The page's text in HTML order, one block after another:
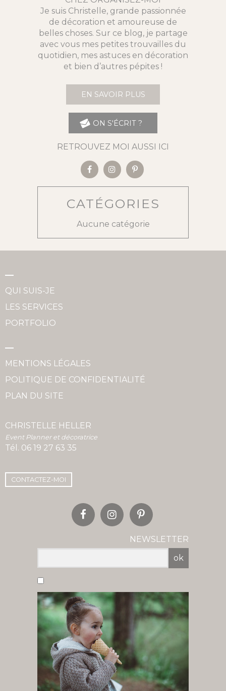
Je suis Christelle, grande passionnée
de décoration et amoureuse de
belles choses. Sur ce blog, je partage
avec vous mes petites trouvailles du
quotidien, mes astuces en décoration
et bien d’autres pépites !
EN SAVOIR PLUS
ON S'ÉCRIT ?
RETROUVEZ MOI AUSSI ICI
CATÉGORIES
Aucune catégorie
QUI SUIS-JE
LES SERVICES
PORTFOLIO
MENTIONS LÉGALES
POLITIQUE DE CONFIDENTIALITÉ
PLAN DU SITE
CHRISTELLE HELLER
Event Planner et décoratrice
Tél. 06 19 27 63 35
CONTACTEZ-MOI
NEWSLETTER
ok